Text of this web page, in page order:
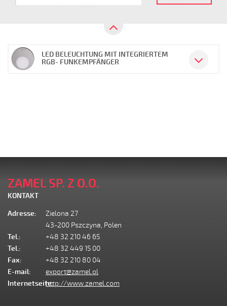
LED BELEUCHTUNG MIT INTEGRIERTEM
RGB- FUNKEMPFÄNGER
ZAMEL SP. Z O.O.
KONTAKT
Adresse:
Zielona 27
43-200 Pszczyna, Polen
Tel.:
+48 32 210 46 65
Tel.:
+48 32 449 15 00
Fax:
+48 32 210 80 04
E-mail:
export@zamel.pl
Internetseite:http://www.zamel.com